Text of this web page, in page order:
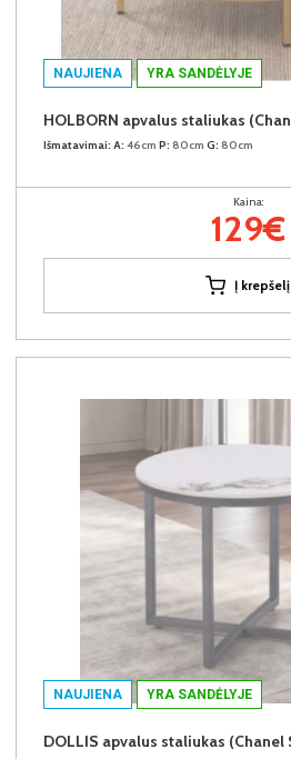
NAUJIENA YRA SANDĖLYJE
Išmatavimai: A: 46cm P: 80cm G: 80cm
Kaina:
129€
Į krepšelį
NAUJIENA YRA SANDĖLYJE